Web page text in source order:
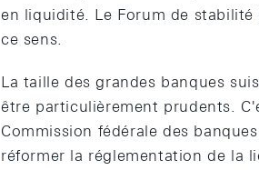
en liquidité. Le Forum de
ce sens.
La taille des grandes banques
être particulièrement prudents.
Commission fédérale des
réformer la réglementation de la